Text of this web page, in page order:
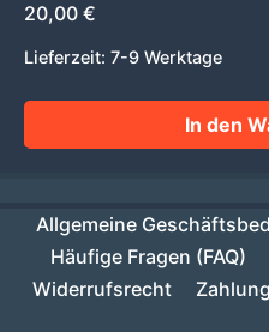
20,00 €
Lieferzeit: 7-9 Werktage
In den
Allgemeine
Häufige Fragen (FAQ)
Widerrufsrecht